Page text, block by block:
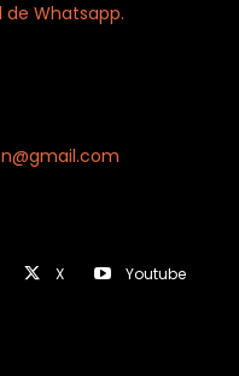
Whatsapp.
X Youtube